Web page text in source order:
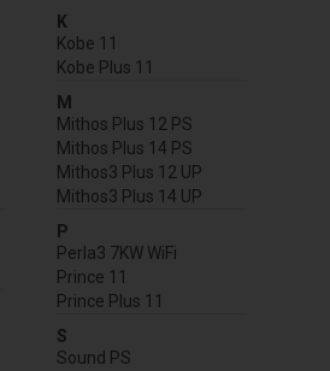
K
Kobe 11
Kobe Plus 11
M
Mithos Plus 12 PS
Mithos Plus 14 PS
Mithos3 Plus 12 UP
Mithos3 Plus 14 UP
P
Perla3 7KW WiFi
Prince 11
Prince Plus 11
S
Sound PS